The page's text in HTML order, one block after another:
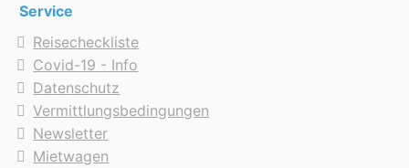
Service
Reisecheckliste
Covid-19 - Info
Datenschutz
Vermittlungsbedingungen
Newsletter
Mietwagen